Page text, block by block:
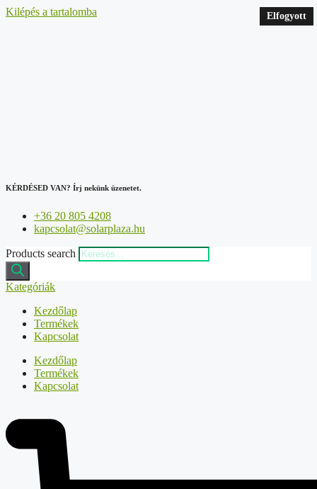
Kilépés a tartalomba
KÉRDÉSED VAN? Írj nekünk üzenetet.
+36 20 805 4208
kapcsolat@solarplaza.hu
Products search
Kategóriák
Kezdőlap
Termékek
Kapcsolat
Kezdőlap
Termékek
Kapcsolat
Elfogyott
Elfogyott
Elfogyott
Elfogyott